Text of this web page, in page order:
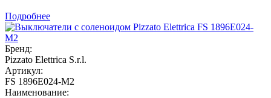
Подробнее
Бренд:
Pizzato Elettrica S.r.l.
Артикул:
FS 1896E024-M2
Наименование: